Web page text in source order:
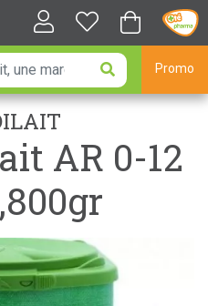
Promo
AR 0-12